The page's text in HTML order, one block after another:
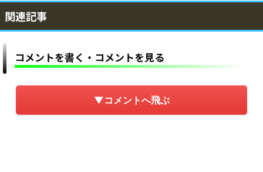
関連記事
コメントを書く・コメントを見る
▼コメントへ飛ぶ